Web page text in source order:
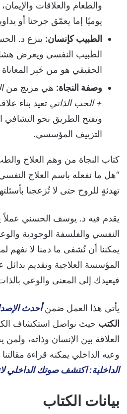
والطعام والعلاقات
يوميًا إما يعمّق جرحنا أو
الطبيب كإنسان: ينزع د.
الطبيب النفسي ويعرض
الحقيقي هو من خَبِر
وصفة النجاة: هي مزيج من
+ الحب الذاتي تعيد بناء
وتفتح الطريق نحو التشافي
التزييف المؤسسي.
كتاب النجاة من وهم العلاج
“هل ما نفعله باسم العلاج
تهدئةٍ للروح حتى لا تُزعجنا
يقدم فيه د. يوسف الحسني عملاً
النفسي والفلسفة الوجودية
يمكننا أن نُشفى ما دمنا لا نفهم
المؤسسة العلاجية وتقديم بدائل
فيعيدك إلى المعنى والوعي
يأتي هذا العمل ضمن أحدث
الكتب حيث نواصل استكشاف
العلاقة بين الإنسان وذاته،
وعيه الداخلي يمكنه قراءة
الداخلية: اكتشف صوتك الداخلي
بيانات الكتاب